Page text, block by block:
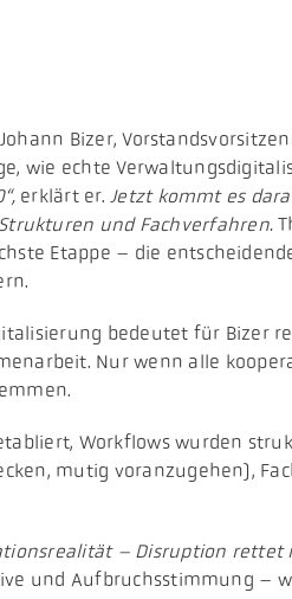
Bizer,
wie echte
erklärt er.Jetzt kommt es
und Fachverfahren.
Etappe – die
bedeutet für Bizer
Nur wenn alle
Workflows wurden
mutig voranzugehen),
– Disruption rettet
und Aufbruchsstimmung –